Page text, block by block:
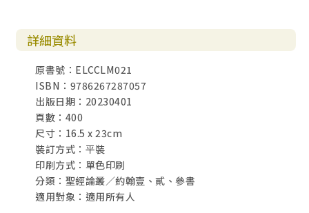
詳細資料
原書號：ELCCLM021
ISBN：9786267287057
出版日期：20230401
頁數：400
尺寸：16.5 x 23cm
裝訂方式：平裝
印刷方式：單色印刷
分類：聖經論叢／約翰壹、貳、參書
適用對象：適用所有人